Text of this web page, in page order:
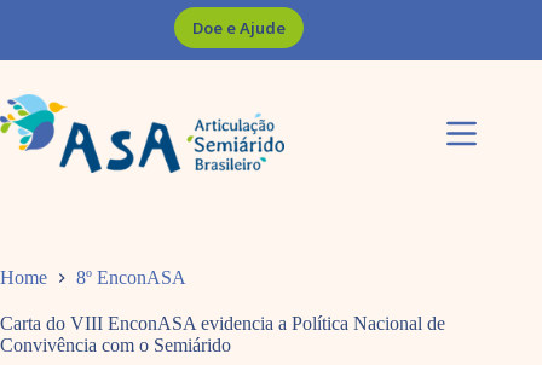
Doe e Ajude
Home 8º EnconASA
Carta do VIII EnconASA evidencia a Política Nacional de
Convivência com o Semiárido